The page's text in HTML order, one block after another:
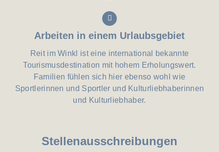
Arbeiten in einem Urlaubsgebiet
Reit im Winkl ist eine international bekannte
Tourismusdestination mit hohem Erholungswert.
Familien fühlen sich hier ebenso wohl wie
Sportlerinnen und Sportler und Kulturliebhaberinnen
und Kulturliebhaber.
Stellenausschreibungen